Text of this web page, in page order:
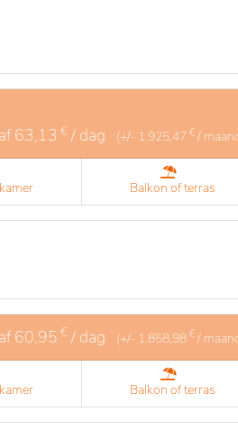
63,13 € / dag (+/- 1.925,47 € /
Balkon of terras
60,95 € / dag (+/- 1.858,98 € /
Balkon of terras